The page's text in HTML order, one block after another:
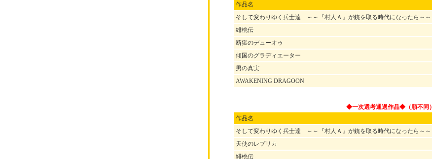
作品名
そして変わりゆく兵士達 ～～『村人Ａ』が銃を取る時代になったら～～
緋桃伝
断獄のデューオゥ
傾国のグラディエーター
男の真実
AWAKENING DRAGOON
◆一次選考通過作品◆（順不同）
作品名
そして変わりゆく兵士達 ～～『村人Ａ』が銃を取る時代になったら～～
天使のレプリカ
緋桃伝